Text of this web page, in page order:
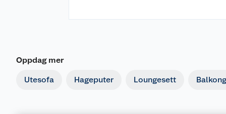
Oppdag mer
Utesofa Hageputer Loungesett